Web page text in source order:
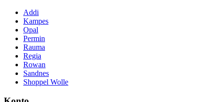
Addi
Kampes
Opal
Permin
Rauma
Regia
Rowan
Sandnes
Shoppel Wolle